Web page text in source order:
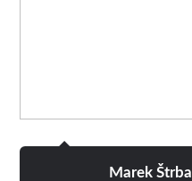
Marek Štrba